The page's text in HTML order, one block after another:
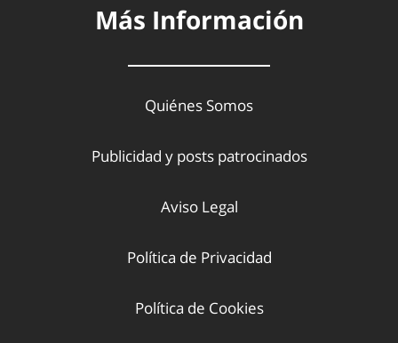
Más Información
Quiénes Somos
Publicidad y posts patrocinados
Aviso Legal
Política de Privacidad
Política de Cookies